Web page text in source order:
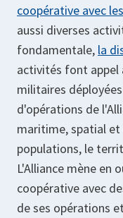
coopérative avec
aussi diverses
fondamentale, la
activités font appel
militaires
d'opérations de
maritime, spatial et
populations, le
L'Alliance mène en
coopérative avec
de ses opérations